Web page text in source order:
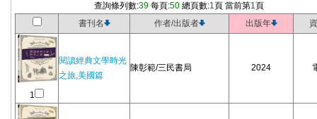
查詢條列數:39每頁:50總頁數:1頁 當前第1頁
書刊名
作者/出版者 出版年
1
閱讀經典文學時光
之旅,美國篇
陳彰範/三民書局 2024